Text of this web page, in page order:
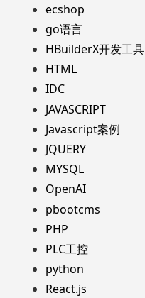
ecshop
go语言
HBuilderX开发工具
HTML
IDC
JAVASCRIPT
Javascript案例
JQUERY
MYSQL
OpenAI
pbootcms
PHP
PLC工控
python
React.js